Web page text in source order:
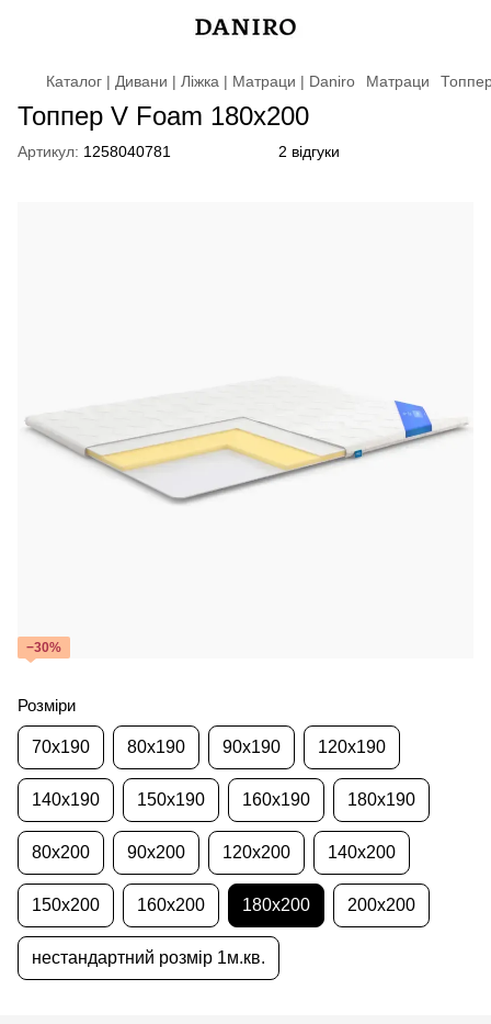
Каталог | Дивани | Ліжка | Матраци | Daniro Матраци
Топпер V Foam 180х200
Артикул: 1258040781 2 відгуки
−30%
Розміри
70x190 80x190 90x190 120x190
140x190 150x190 160x190 180x190
80x200 90x200 120x200 140x200
150x200 160x200 180x200 200x200
нестандартний розмір 1м.кв.